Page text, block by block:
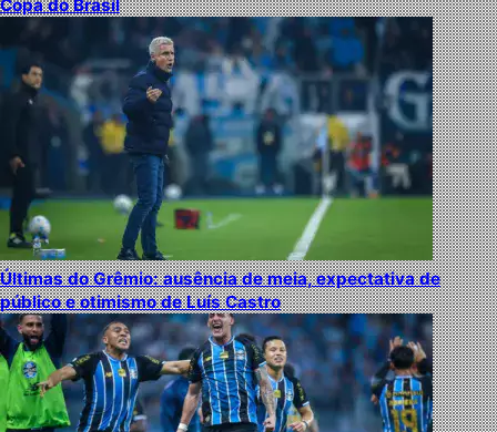
Copa do Brasil
Últimas do Grêmio: ausência de meia, expectativa de
público e otimismo de Luís Castro